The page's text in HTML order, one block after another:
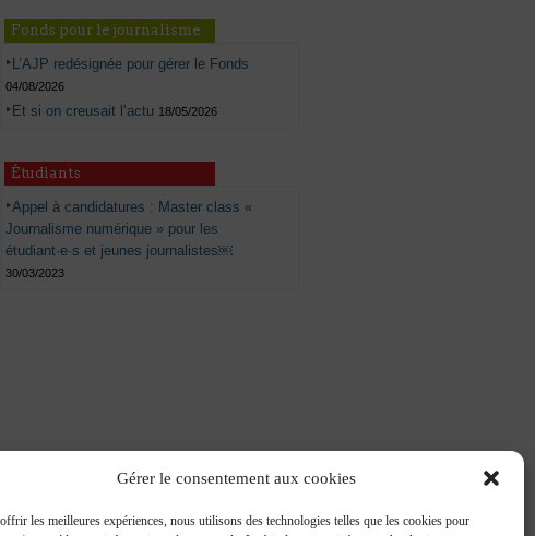
Gérer le consentement aux cookies
les meilleures expériences, nous utilisons des technologies telles que les cookies pour
Fonds pour le journalisme
L’AJP redésignée pour gérer le Fonds
04/08/2026
Et si on creusait l’actu 18/05/2026
Étudiants
Appel à candidatures : Master class «
Journalisme numérique » pour les
étudiant·e·s et jeunes journalistes￼
30/03/2023